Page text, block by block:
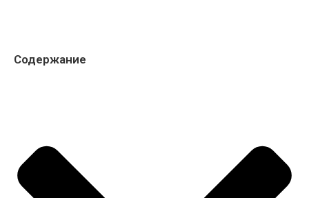
Содержание